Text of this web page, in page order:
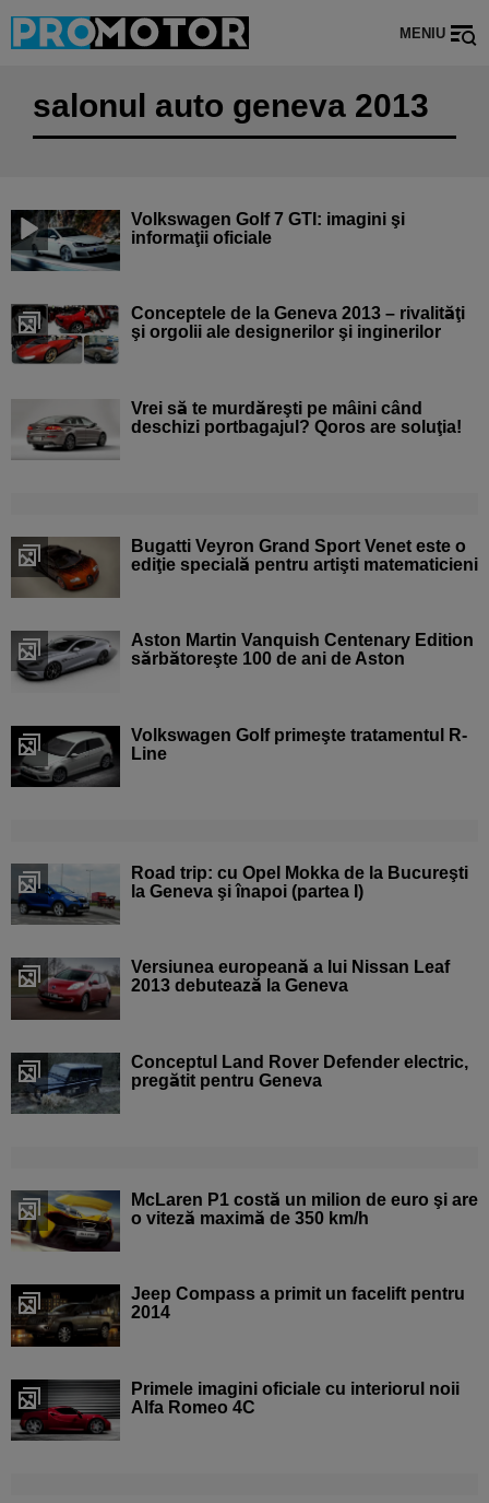
MENIU
salonul auto geneva 2013
Volkswagen Golf 7 GTI: imagini şi
informaţii oficiale
Conceptele de la Geneva 2013 – rivalităţi
şi orgolii ale designerilor şi inginerilor
Vrei să te murdăreşti pe mâini când
deschizi portbagajul? Qoros are soluţia!
Bugatti Veyron Grand Sport Venet este o
ediţie specială pentru artişti matematicieni
Aston Martin Vanquish Centenary Edition
sărbătoreşte 100 de ani de Aston
Volkswagen Golf primeşte tratamentul R-
Line
Road trip: cu Opel Mokka de la Bucureşti
la Geneva şi înapoi (partea I)
Versiunea europeană a lui Nissan Leaf
2013 debutează la Geneva
Conceptul Land Rover Defender electric,
pregătit pentru Geneva
McLaren P1 costă un milion de euro şi are
o viteză maximă de 350 km/h
Jeep Compass a primit un facelift pentru
2014
Primele imagini oficiale cu interiorul noii
Alfa Romeo 4C